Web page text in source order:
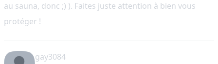
au sauna, donc ;) ). Faites juste attention à bien vous
protéger !
gay3084